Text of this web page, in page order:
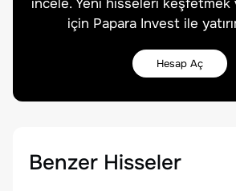
incele. Yeni hisseleri keşfetmek
için Papara Invest ile
Hesap Aç
Benzer Hisseler